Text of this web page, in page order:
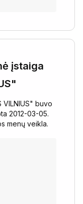
įstaiga
VILNIUS" buvo
2012-03-05.
menų veikla.